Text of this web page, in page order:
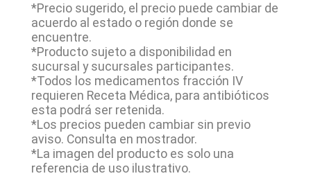
*Precio sugerido, el precio puede cambiar de
acuerdo al estado o región donde se
encuentre.
*Producto sujeto a disponibilidad en
sucursal y sucursales participantes.
*Todos los medicamentos fracción IV
requieren Receta Médica, para antibióticos
esta podrá ser retenida.
*Los precios pueden cambiar sin previo
aviso. Consulta en mostrador.
*La imagen del producto es solo una
referencia de uso ilustrativo.